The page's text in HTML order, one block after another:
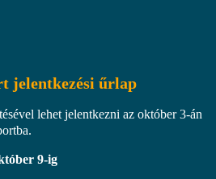
jelentkezési űrlap
lehet jelentkezni az október 3-án
9-ig